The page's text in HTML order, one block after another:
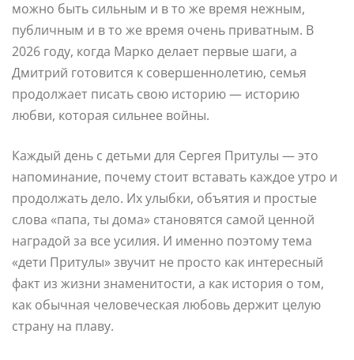
можно быть сильным и в то же время нежным,
публичным и в то же время очень приватным. В
2026 году, когда Марко делает первые шаги, а
Дмитрий готовится к совершеннолетию, семья
продолжает писать свою историю — историю
любви, которая сильнее войны.
Каждый день с детьми для Сергея Притулы — это
напоминание, почему стоит вставать каждое утро и
продолжать дело. Их улыбки, объятия и простые
слова «папа, ты дома» становятся самой ценной
наградой за все усилия. И именно поэтому тема
«дети Притулы» звучит не просто как интересный
факт из жизни знаменитости, а как история о том,
как обычная человеческая любовь держит целую
страну на плаву.